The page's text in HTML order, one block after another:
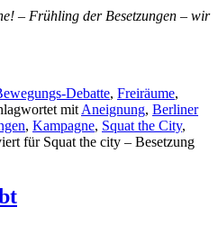
– Frühling der Besetzungen – wir
Debatte, Freiräume,
mit Aneignung, Berliner
, Kampagne, Squat the City,
für Squat the city – Besetzung